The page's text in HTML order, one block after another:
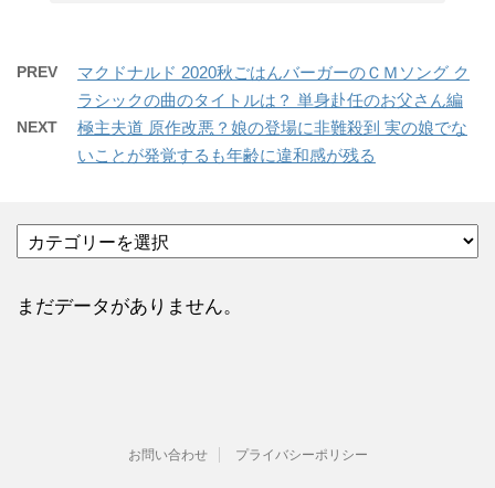
PREV
マクドナルド 2020秋ごはんバーガーのＣＭソング ク
ラシックの曲のタイトルは？ 単身赴任のお父さん編
NEXT
極主夫道 原作改悪？娘の登場に非難殺到 実の娘でな
いことが発覚するも年齢に違和感が残る
テ
リ
まだデータがありません。
お問い合わせ プライバシーポリシー